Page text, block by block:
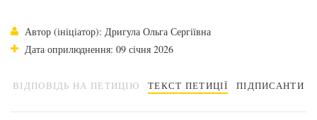
Автор (ініціатор): Дригула Ольга Сергіївна
Дата оприлюднення: 09 січня 2026
ВІДПОВІДЬ НА ПЕТИЦІЮ ТЕКСТ ПЕТИЦІЇ ПІДПИСАНТИ